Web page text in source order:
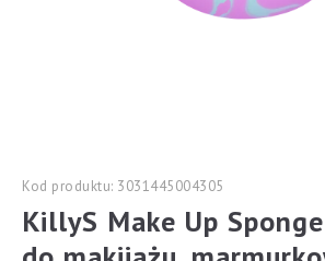
Kod produktu: 3031445004305
KillyS Make Up